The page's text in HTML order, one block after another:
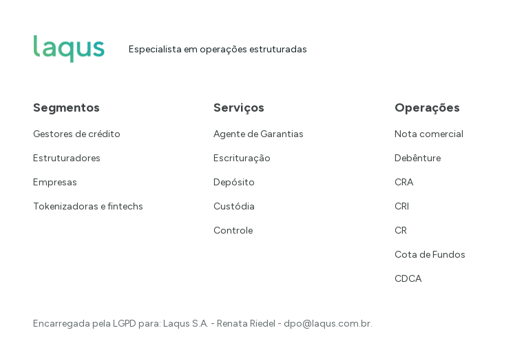
Especialista em operações estruturadas
Segmentos
Gestores de crédito
Estruturadores
Empresas
Tokenizadoras e fintechs
Serviços
Agente de Garantias
Escrituração
Depósito
Custódia
Controle
Operações
Nota comercial
Debênture
CRA
CRI
CR
Cota de Fundos
CDCA
Encarregada pela LGPD para: Laqus S.A. - Renata Riedel - dpo@laqus.com.br.